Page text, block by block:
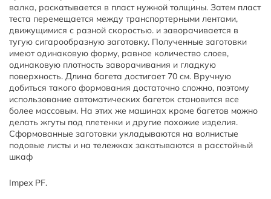
валка, раскатывается в пласт нужной толщины. Затем пласт
теста перемещается между транспортерными лентами,
движущимися с разной скоростью. и заворачивается в
тугую сигарообразную заготовку. Полученные заготовки
имеют одинаковую форму, равное количество слоев,
одинаковую плотность заворачивания и гладкую
поверхность. Длина багета достигает 70 см. Вручную
добиться такого формования достаточно сложно, поэтому
использование автоматических багеток становится все
более массовым. На этих же машинах кроме багетов можно
делать жгуты под плетенки и другие похожие изделия.
Сформованные заготовки укладываются на волнистые
подовые листы и на тележках закатываются в расстойный
шкаф
Impex PF.